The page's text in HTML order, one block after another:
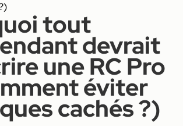
tout
devrait
une RC Pro
éviter
cachés ?)